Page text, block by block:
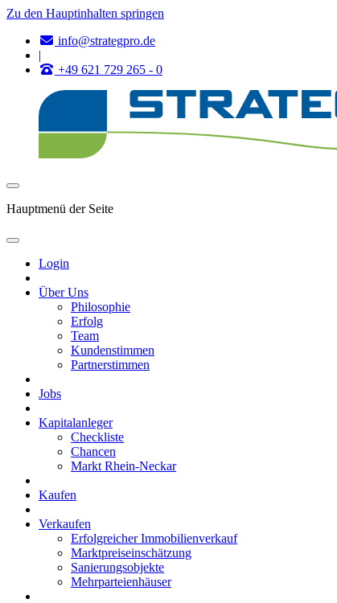
Zu den Hauptinhalten springen
info@strategpro.de
|
+49 621 729 265 - 0
Hauptmenü der Seite
Login
Über Uns
Philosophie
Erfolg
Team
Kundenstimmen
Partnerstimmen
Jobs
Kapitalanleger
Checkliste
Chancen
Markt Rhein-Neckar
Kaufen
Verkaufen
Erfolgreicher Immobilienverkauf
Marktpreiseinschätzung
Sanierungsobjekte
Mehrparteienhäuser